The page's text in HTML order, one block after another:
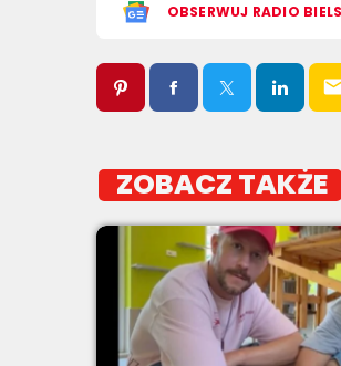
OBSERWUJ RADIO
ZOBACZ TAKŻE